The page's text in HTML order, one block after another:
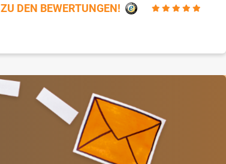
ZU DEN BEWERTUNGEN!